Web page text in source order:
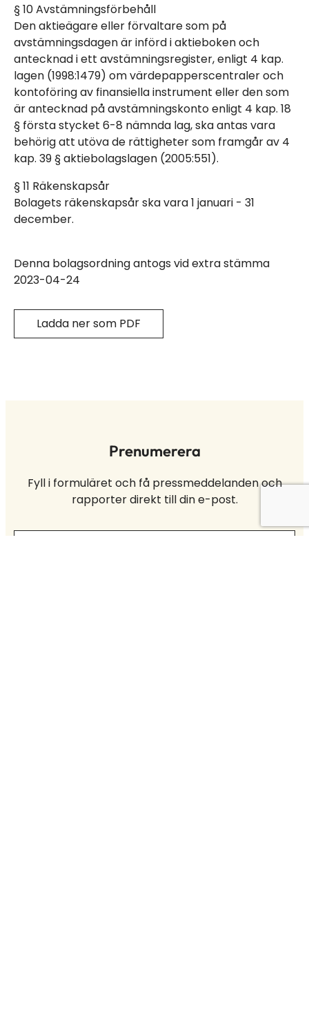
§ 10 Avstämningsförbehåll
Den aktieägare eller förvaltare som på
avstämningsdagen är införd i aktieboken och
antecknad i ett avstämningsregister, enligt 4 kap.
lagen (1998:1479) om värdepapperscentraler och
kontoföring av finansiella instrument eller den som
är antecknad på avstämningskonto enligt 4 kap. 18
§ första stycket 6-8 nämnda lag, ska antas vara
behörig att utöva de rättigheter som framgår av 4
kap. 39 § aktiebolagslagen (2005:551).
§ 11 Räkenskapsår
Bolagets räkenskapsår ska vara 1 januari - 31
december.
Denna bolagsordning antogs vid extra stämma
2023-04-24
Ladda ner som PDF
Prenumerera
Fyll i formuläret och få pressmeddelanden och
rapporter direkt till din e-post.